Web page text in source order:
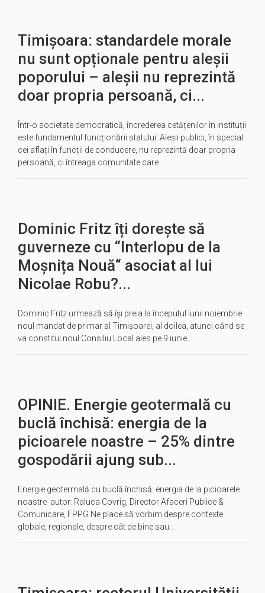
Timișoara: standardele morale
nu sunt opționale pentru aleșii
poporului – aleșii nu reprezintă
doar propria persoană, ci...
Într-o societate democratică, încrederea cetățenilor în instituții
este fundamentul funcționării statului. Aleșii publici, în special
cei aflați în funcții de conducere, nu reprezintă doar propria
persoană, ci întreaga comunitate care…
Dominic Fritz îți dorește să
guverneze cu “Interlopu de la
Moșnița Nouă“ asociat al lui
Nicolae Robu?...
Dominic Fritz urmează să își preia la începutul lunii noiembrie
noul mandat de primar al Timișoarei, al doilea, atunci când se
va constitui noul Consiliu Local ales pe 9 iunie….
OPINIE. Energie geotermală cu
buclă închisă: energia de la
picioarele noastre – 25% dintre
gospodării ajung sub...
Energie geotermală cu buclă închisă: energia de la picioarele
noastre autor: Raluca Covrig, Director Afaceri Publice &
Comunicare, FPPG Ne place să vorbim despre contexte
globale, regionale, despre cât de bine sau…